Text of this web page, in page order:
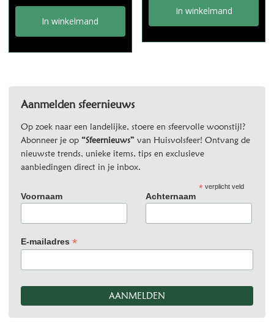
In winkelmand
In winkelmand
Aanmelden sfeernieuws
Op zoek naar een landelijke, stoere en sfeervolle woonstijl?
Abonneer je op “Sfeernieuws” van Huisvolsfeer! Ontvang de
nieuwste trends, unieke items, tips en exclusieve
aanbiedingen direct in je inbox.
*verplicht veld
Voornaam Achternaam
E-mailadres *